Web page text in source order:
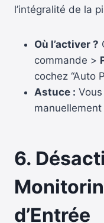
l’intégralité de la
Où l’activer ?
commande >
cochez “Auto
Astuce :
manuellement
6.
d’Entrée